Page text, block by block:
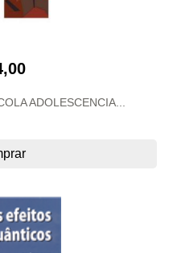
ADOLESCENCIA...